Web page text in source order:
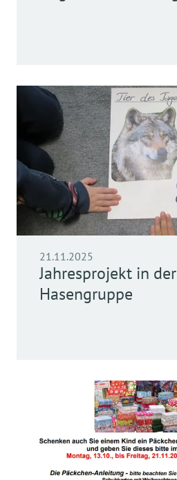
21.11.2025
Jahresprojekt in der
Hasengruppe